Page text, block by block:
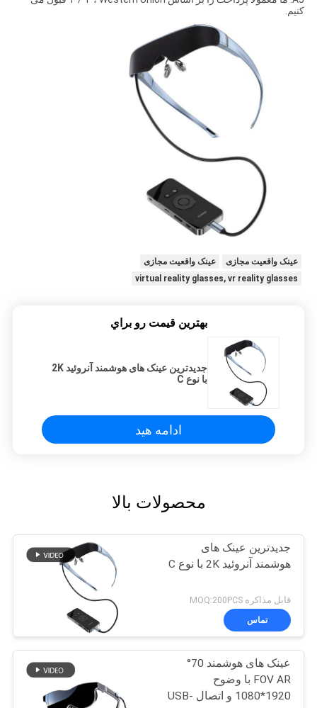
کنیم.
عینک واقعیت مجازی
عینک واقعیت مجازی
virtual reality glasses, vr reality glasses
بهترين قيمت رو براي
جدیدترین عینک های هوشمند آنروئید 2K
با نوع C
ادامه هید
محصولات بالا
جدیدترین عینک های
هوشمند آنروئید 2K با نوع C
قابل مذاکره MOQ:200PCS
تماس
عینک های هوشمند 70°
FOV AR با وضوح
1920*1080 و اتصال USB-